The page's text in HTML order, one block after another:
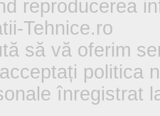
reproducerea
Tehnice.ro
să vă oferim
politica
înregistrat